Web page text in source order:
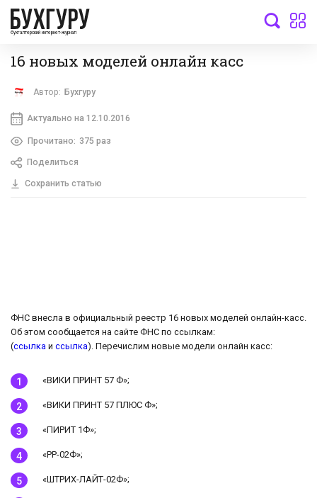
бухгалтерский интернет-журнал
16 новых моделей онлайн касс
Автор: Бухгуру
Актуально на 12.10.2016
Прочитано: 375 раз
Поделиться
Сохранить статью
ФНС внесла в официальный реестр 16 новых моделей онлайн-касс.
Об этом сообщается на сайте ФНС по ссылкам:
(ссылка и ссылка). Перечислим новые модели онлайн касс:
«ВИКИ ПРИНТ 57 Ф»;
«ВИКИ ПРИНТ 57 ПЛЮС Ф»;
«ПИРИТ 1Ф»;
«РР-02Ф»;
«ШТРИХ-ЛАЙТ-02Ф»;